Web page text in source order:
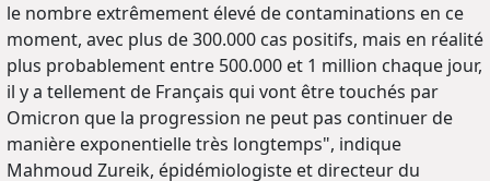
le nombre extrêmement élevé de contaminations en ce
moment, avec plus de 300.000 cas positifs, mais en réalité
plus probablement entre 500.000 et 1 million chaque jour,
il y a tellement de Français qui vont être touchés par
Omicron que la progression ne peut pas continuer de
manière exponentielle très longtemps", indique
Mahmoud Zureik, épidémiologiste et directeur du